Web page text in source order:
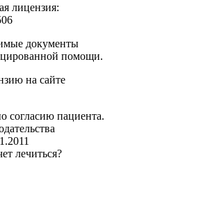
лицензия:
документы
помощи.
на сайте
согласию пациента.
лечиться?